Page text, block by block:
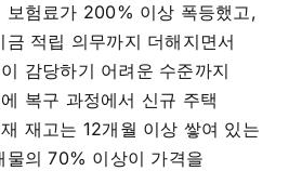
보험료가 200% 이상 폭등했고,
적립 의무까지 더해지면서
감당하기 어려운 수준까지
복구 과정에서 신규 주택
재고는 12개월 이상 쌓여 있는
물의 70% 이상이 가격을